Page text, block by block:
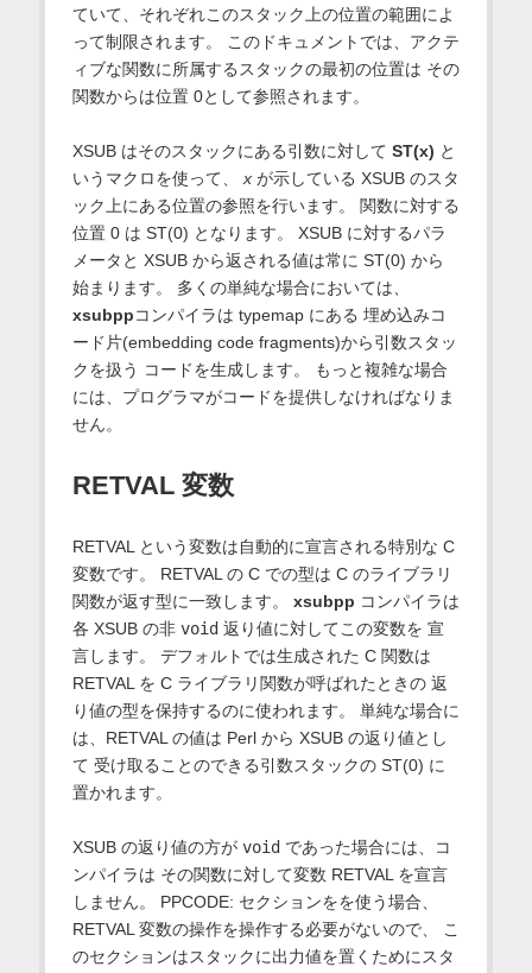
ていて、それぞれこのスタック上の位置の範囲によ
って制限されます。 このドキュメントでは、アクテ
ィブな関数に所属するスタックの最初の位置は その
関数からは位置 0として参照されます。
XSUB はそのスタックにある引数に対して ST(x) と
いうマクロを使って、 xが示している XSUB のスタ
ック上にある位置の参照を行います。 関数に対する
位置 0 は ST(0) となります。 XSUB に対するパラ
メータと XSUB から返される値は常に ST(0) から
始まります。 多くの単純な場合においては、
xsubppコンパイラは typemap にある 埋め込みコ
ード片(embedding code fragments)から引数スタッ
クを扱う コードを生成します。 もっと複雑な場合
には、プログラマがコードを提供しなければなりま
せん。
RETVAL 変数
RETVAL という変数は自動的に宣言される特別な C
変数です。 RETVAL の C での型は C のライブラリ
関数が返す型に一致します。 xsubpp コンパイラは
各 XSUB の非 void 返り値に対してこの変数を 宣
言します。 デフォルトでは生成された C 関数は
RETVAL を C ライブラリ関数が呼ばれたときの 返
り値の型を保持するのに使われます。 単純な場合に
は、RETVAL の値は Perl から XSUB の返り値とし
て 受け取ることのできる引数スタックの ST(0) に
置かれます。
XSUB の返り値の方が void であった場合には、コ
ンパイラは その関数に対して変数 RETVAL を宣言
しません。 PPCODE: セクションをを使う場合、
RETVAL 変数の操作を操作する必要がないので、 こ
のセクションはスタックに出力値を置くためにスタ